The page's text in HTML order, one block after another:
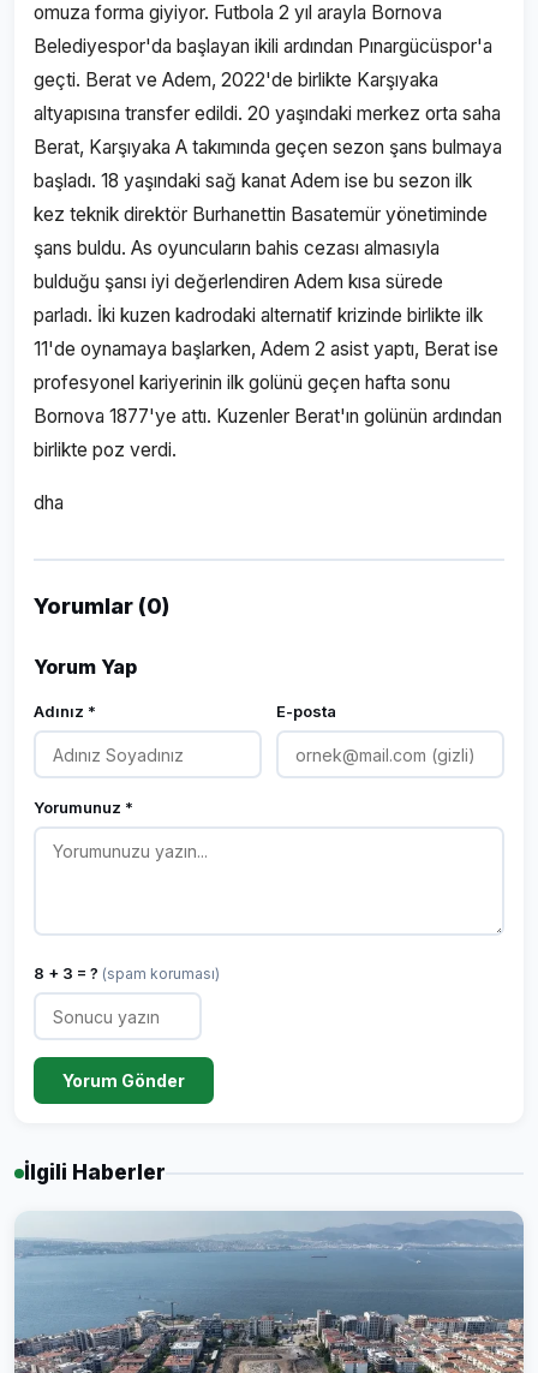
omuza forma giyiyor. Futbola 2 yıl arayla Bornova
Belediyespor'da başlayan ikili ardından Pınargücüspor'a
geçti. Berat ve Adem, 2022'de birlikte Karşıyaka
altyapısına transfer edildi. 20 yaşındaki merkez orta saha
Berat, Karşıyaka A takımında geçen sezon şans bulmaya
başladı. 18 yaşındaki sağ kanat Adem ise bu sezon ilk
kez teknik direktör Burhanettin Basatemür yönetiminde
şans buldu. As oyuncuların bahis cezası almasıyla
bulduğu şansı iyi değerlendiren Adem kısa sürede
parladı. İki kuzen kadrodaki alternatif krizinde birlikte ilk
11'de oynamaya başlarken, Adem 2 asist yaptı, Berat ise
profesyonel kariyerinin ilk golünü geçen hafta sonu
Bornova 1877'ye attı. Kuzenler Berat'ın golünün ardından
birlikte poz verdi.
dha
Yorumlar (0)
Yorum Yap
Adınız * E-posta
Yorumunuz *
8 + 3 = ? (spam koruması)
Yorum Gönder
İlgili Haberler